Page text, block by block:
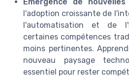
l'adoption croissante de
l'automatisation et de
certaines compétences
moins pertinentes.
nouveau paysage
essentiel pour rester